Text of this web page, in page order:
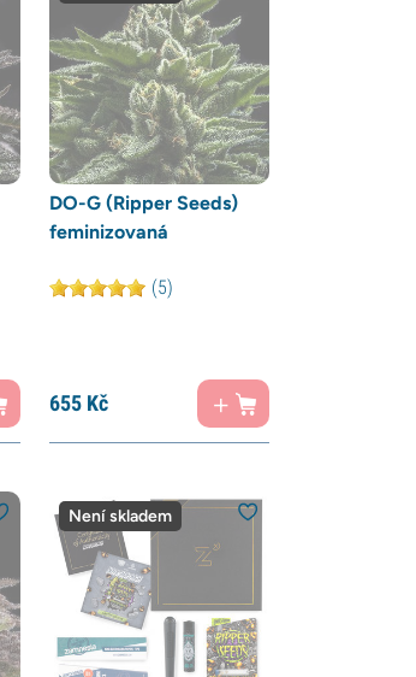
DO-G (Ripper Seeds)
feminizovaná
(5)
655Kč
Není skladem